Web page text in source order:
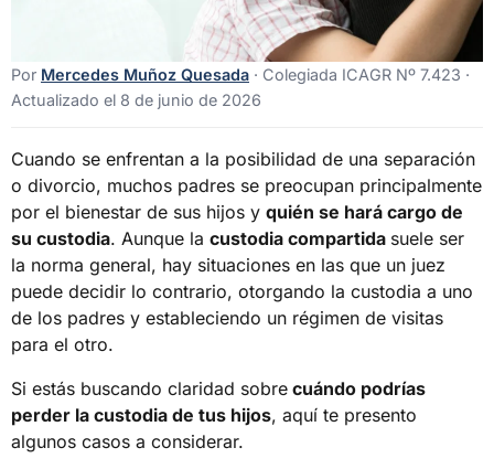
Por Mercedes Muñoz Quesada · Colegiada ICAGR Nº 7.423 ·
Actualizado el 8 de junio de 2026
Cuando se enfrentan a la posibilidad de una separación
o divorcio, muchos padres se preocupan principalmente
por el bienestar de sus hijos y quién se hará cargo de
su custodia. Aunque la custodia compartida suele ser
la norma general, hay situaciones en las que un juez
puede decidir lo contrario, otorgando la custodia a uno
de los padres y estableciendo un régimen de visitas
para el otro.
Si estás buscando claridad sobre cuándo podrías
perder la custodia de tus hijos, aquí te presento
algunos casos a considerar.